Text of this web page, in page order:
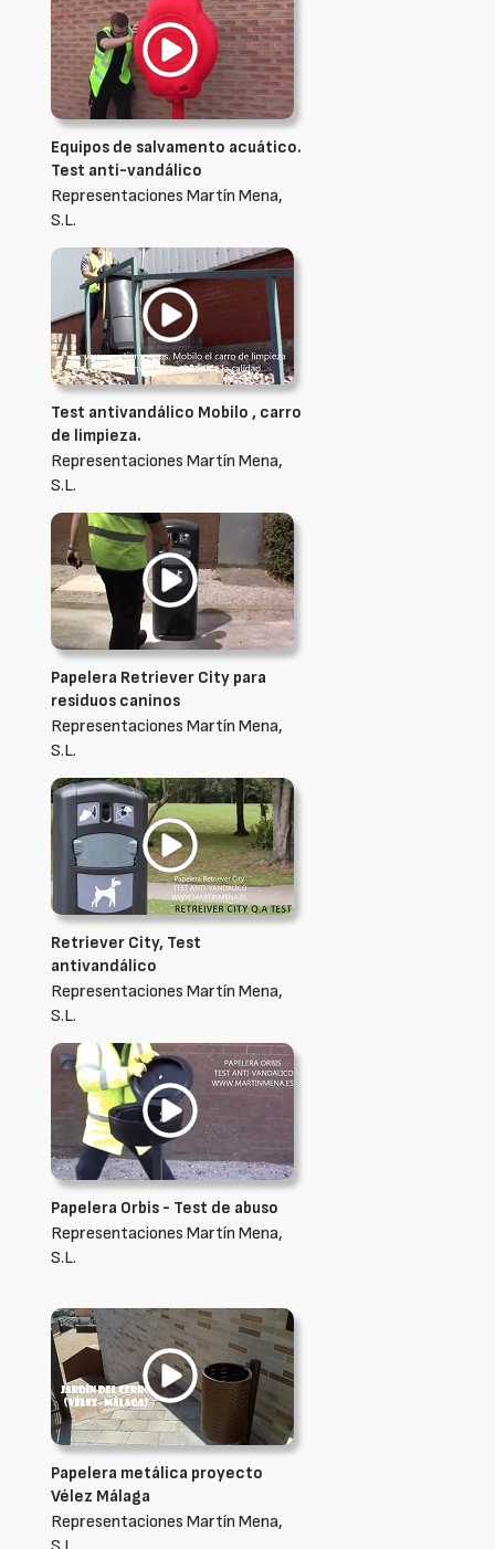
Equipos de salvamento acuático.
Test anti-vandálico
Representaciones Martín Mena,
S.L.
Test antivandálico Mobilo , carro
de limpieza.
Representaciones Martín Mena,
S.L.
Papelera Retriever City para
residuos caninos
Representaciones Martín Mena,
S.L.
Retriever City, Test
antivandálico
Representaciones Martín Mena,
S.L.
Papelera Orbis - Test de abuso
Representaciones Martín Mena,
S.L.
Papelera metálica proyecto
Vélez Málaga
Representaciones Martín Mena,